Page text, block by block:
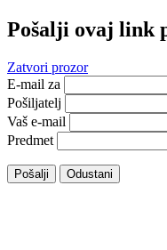
Pošalji ovaj link
Zatvori prozor
E-mail za
Pošiljatelj
Vaš e-mail
Predmet
Pošalji Odustani